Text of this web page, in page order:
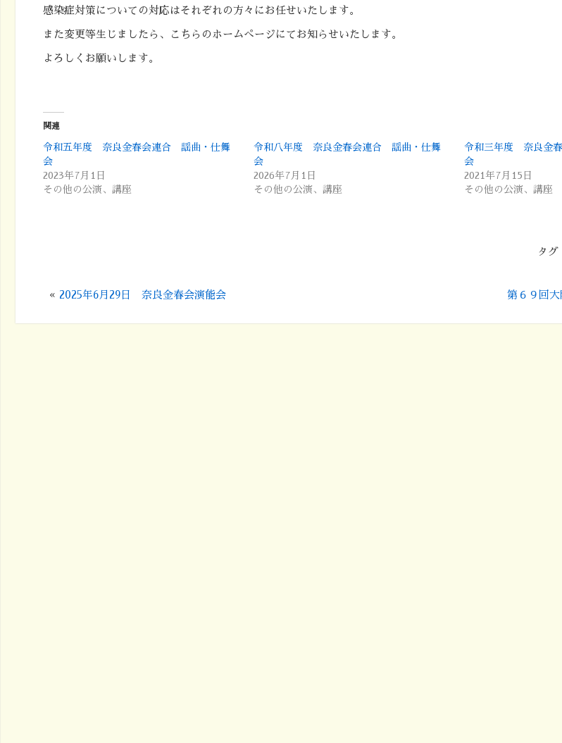
感染症対策についての対応はそれぞれの方々にお任せいたします。
また変更等生じましたら、こちらのホームぺージにてお知らせいたします。
よろしくお願いします。
関連
令和五年度 奈良金春会連合 謡曲・仕舞
会
2023年7月1日
その他の公演、講座
令和八年度 奈良金春会連合 謡曲・仕舞
会
2026年7月1日
その他の公演、講座
令和三年度 奈良金
会
2021年7月15日
その他の公演、講座
タグ
« 2025年6月29日 奈良金春会演能会 第６９回